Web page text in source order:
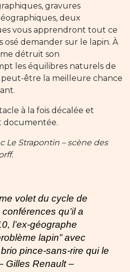
gravures
deux
vous apprendront tout ce
osé demander sur le lapin. À
détruit son
les équilibres naturels de
peut-être la meilleure chance
à la fois décalée et
documentée.
Le Strapontin – scène des
volet du cycle de
qu’il a
l’ex-géographe
lapin” avec
pince-sans-rire qui le
Gilles Renault –